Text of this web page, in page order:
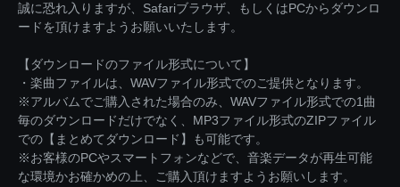
誠に恐れ入りますが、Safariブラウザ、もしくはPCからダウンロ
ードを頂けますようお願いいたします。
【ダウンロードのファイル形式について】
・楽曲ファイルは、WAVファイル形式でのご提供となります。
※アルバムでご購入された場合のみ、WAVファイル形式での1曲
毎のダウンロードだけでなく、MP3ファイル形式のZIPファイル
での【まとめてダウンロード】も可能です。
※お客様のPCやスマートフォンなどで、音楽データが再生可能
な環境かお確かめの上、ご購入頂けますようお願いします。